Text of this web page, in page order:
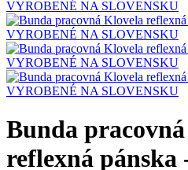
Bunda
reflexná pánska